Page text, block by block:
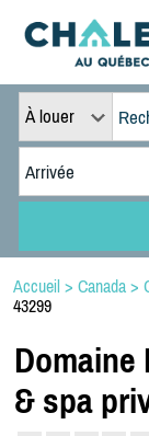
À louer
Accueil > Canada >
43299
Domaine
& spa